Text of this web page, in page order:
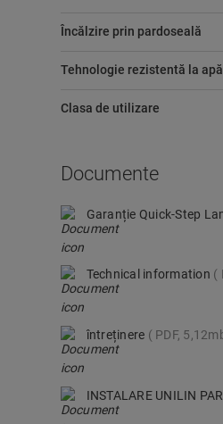
Încălzire prin pardoseală
Tehnologie rezistentă la apă
Clasa de utilizare
Documente
Garanție Quick-Step
Technical information
întreținere PDF,
INSTALARE UNILIN